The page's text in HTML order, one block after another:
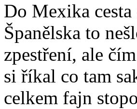
Do Mexika
Španělska to
zpestření, ale
si říkal co tam
celkem fajn